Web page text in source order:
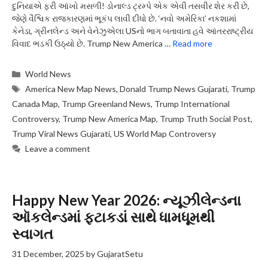
દુનિયાએ ફરી આંખો મસળી! ડોનાલ્ડ ટ્રમ્પે એક એવી તસવીર શેર કરી છે,
જેણે વૈશ્વિક રાજકારણમાં ભૂકંપ લાવી દીધો છે. ‘નવો અમેરિકા’ નકશામાં
કેનેડા, ગ્રીનલેન્ડ અને વેનેઝુએલા USનો ભાગ બતાવાતા હવે આંતરરાષ્ટ્રીય
વિવાદ ભડકી ઉઠ્યો છે. Trump New America … Read more
Categories
World News
Tags
America New Map News,Donald Trump News Gujarati, Trump
Canada Map, Trump Greenland News, Trump International
Controversy, Trump New America Map, Trump Truth Social Post,
Trump Viral News Gujarati, US World Map Controversy
Leave a comment
Happy New Year 2026: ન્યૂઝીલેન્ડના
ઑકલેન્ડમાં ફટાકડાં સાથે ધામધૂમથી
સ્વાગત
31 December, 2025 byGujaratSetu